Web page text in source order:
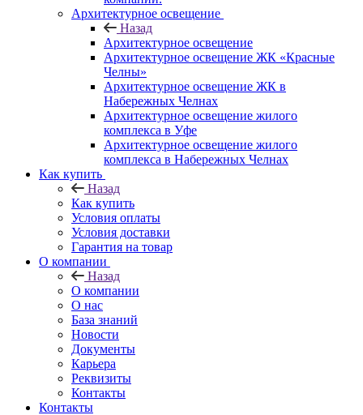
Архитектурное освещение
Назад
Архитектурное освещение
Архитектурное освещение ЖК «Красные
Челны»
Архитектурное освещение ЖК в
Набережных Челнах
Архитектурное освещение жилого
комплекса в Уфе
Архитектурное освещение жилого
комплекса в Набережных Челнах
Как купить
Назад
Как купить
Условия оплаты
Условия доставки
Гарантия на товар
О компании
Назад
О компании
О нас
База знаний
Новости
Документы
Карьера
Реквизиты
Контакты
Контакты